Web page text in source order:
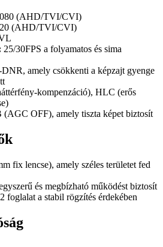
(AHD/TVI/CVI)
(AHD/TVI/CVI)
25/30FPS a folyamatos és sima
amely csökkenti a képzajt gyenge
kompenzáció), HLC (erős
(AGC OFF), amely tiszta képet biztosít
fix lencse), amely széles területet fed
és megbízható működést biztosít
foglalat a stabil rögzítés érdekében